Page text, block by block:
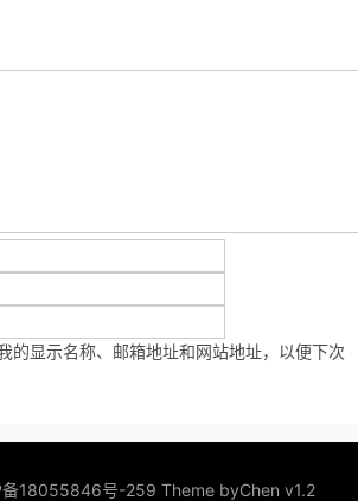
的显示名称、邮箱地址和网站地址，以便下次
备18055846号-259 Theme byChen v1.2